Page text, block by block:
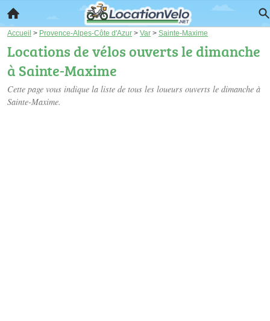
Accueil > Provence-Alpes-Côte d'Azur > Var > Sainte-Maxime
Locations de vélos ouverts le dimanche
à Sainte-Maxime
Cette page vous indique la liste de tous les loueurs ouverts le dimanche à
Sainte-Maxime.